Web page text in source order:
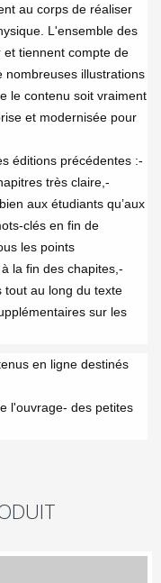
au corps de réaliser
L'ensemble des
tiennent compte de
nombreuses illustrations
le contenu soit vraiment
et modernisée pour
éditions précédentes :-
très claire, -
aux étudiants qu’aux
clés en fin de
les points
la fin des chapites, -
tout au long du texte
sur les
en ligne destinés
l'ouvrage- des petites